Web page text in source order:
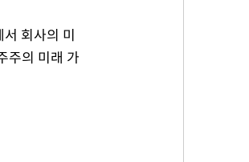
회사의 미
주의 미래 가